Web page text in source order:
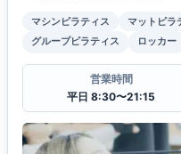
マシンピラティス マットピラ
グループピラティス
ロッカー
営業時間
平日 8:30〜21:15